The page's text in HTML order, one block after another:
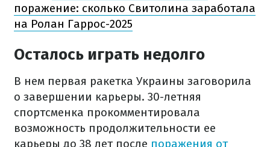
поражение: сколько Свитолина заработала
на Ролан Гаррос-2025
Осталось играть недолго
В нем первая ракетка Украины заговорила
о завершении карьеры. 30-летняя
спортсменка прокомментировала
возможность продолжительности ее
карьеры до 38 лет после поражения от